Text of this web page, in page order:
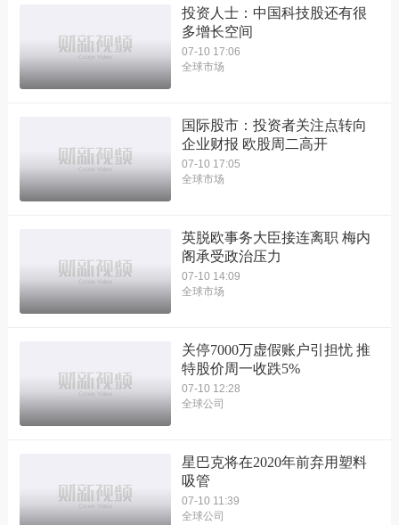
投资人士：中国科技股还有很
多增长空间
07-10 17:06
全球市场
国际股市：投资者关注点转向
企业财报 欧股周二高开
07-10 17:05
全球市场
英脱欧事务大臣接连离职 梅内
阁承受政治压力
07-10 14:09
全球市场
关停7000万虚假账户引担忧 推
特股价周一收跌5%
07-10 12:28
全球公司
星巴克将在2020年前弃用塑料
吸管
07-10 11:39
全球公司